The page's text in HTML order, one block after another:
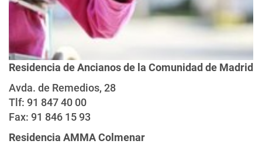
Residencia de Ancianos de la Comunidad de Madrid
Avda. de Remedios, 28
Tlf: 91 847 40 00
Fax: 91 846 15 93
Residencia AMMA Colmenar